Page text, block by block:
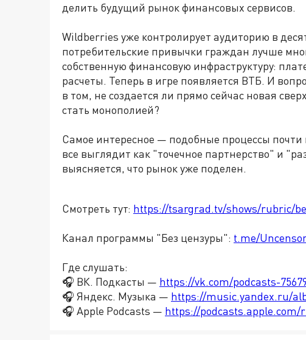
делить будущий рынок финансовых сервисов.
Wildberries уже контролирует аудиторию в
потребительские привычки граждан лучше
собственную финансовую инфраструктуру:
расчеты. Теперь в игре появляется ВТБ. И
в том, не создается ли прямо сейчас новая
стать монополией?
Самое интересное — подобные процессы
все выглядит как "точечное партнерство" и
выясняется, что рынок уже поделен.
Смотреть тут: https://tsargrad.tv/shows/rubric/
Канал программы "Без цензуры": t.me/
Где слушать:
🎧 ВК. Подкасты — https://vk.com/podcasts-
🎧 Яндекс. Музыка — https://music.yandex.ru/
🎧 Apple Podcasts — https://podcasts.apple.com/